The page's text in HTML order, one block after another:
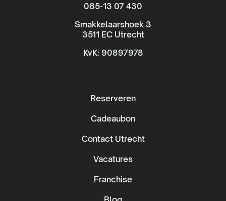
085-13 07 430
Smakkelaarshoek 3
3511 EC Utrecht
KvK: 90897978
Reserveren
Cadeaubon
Contact Utrecht
Vacatures
Franchise